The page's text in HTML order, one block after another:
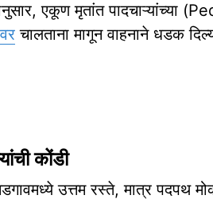
एकूण मृतांत पादचाऱ्यांच्या
चालताना मागून वाहनाने धडक
कोंडी
उत्तम रस्ते, मात्र पदपथ